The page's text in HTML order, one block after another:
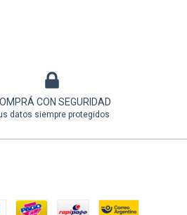
CON SEGURIDAD
datos siempre protegidos